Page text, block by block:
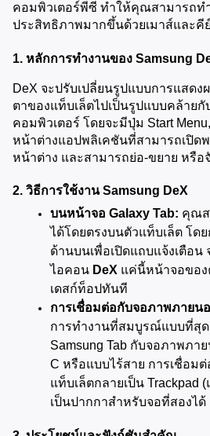
คอมพิวเตอร์พีซี ทำให้คุณสามารถท
ประสิทธิภาพมากขึ้นด้วยเมาส์และคี
1. หลักการทำงานของ Samsung
DeX จะปรับเปลี่ยนรูปแบบการแสด
ตาของแท็บเล็ตไปเป็นรูปแบบคล้าย
คอมพิวเตอร์ โดยจะมีปุ่ม Start
หน้าต่างแอปพลิเคชันที่สามารถเปิด
หน้าต่าง และสามารถย่อ-ขยาย หรือ
2. วิธีการใช้งาน Samsung DeX
บนหน้าจอ Galaxy Tab: คุณส
ได้โดยตรงบนตัวแท็บเล็ต โด
ด้านบนเพื่อเปิดแถบแจ้งเตือ
ไอคอน DeX แค่นี้หน้าจอขอ
เดสก์ท็อปทันที
การเชื่อมต่อกับจอภาพภายน
การทำงานที่สมบูรณ์แบบที่สุ
Samsung Tab กับจอภาพภา
C หรือแบบไร้สาย การเชื่อม
แท็บเล็ตกลายเป็น Trackpad
เป็นปากกาสำหรับจอที่สองได้